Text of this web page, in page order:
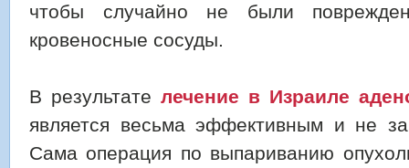
чтобы случайно не были
кровеносные сосуды.
В результате лечение в Израиле
является весьма эффективным и не
Сама операция по выпариванию